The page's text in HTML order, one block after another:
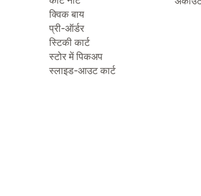
क्विक बाय
प्री-ऑर्डर
स्टिकी कार्ट
स्टोर में पिकअप
स्लाइड-आउट कार्ट